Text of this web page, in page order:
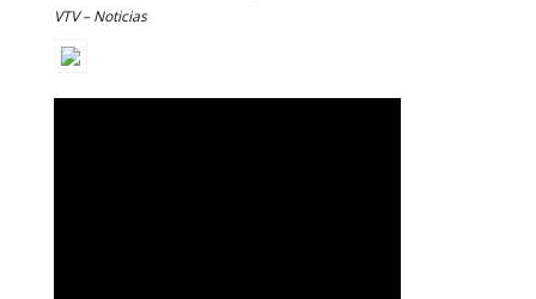
VTV – Noticias